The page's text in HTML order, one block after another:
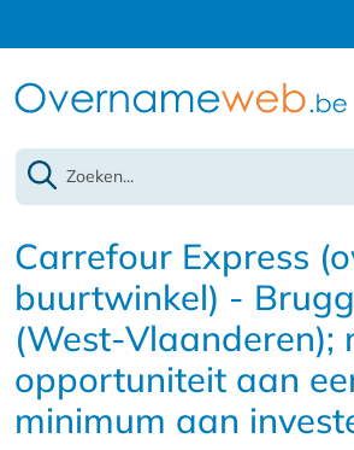
Carrefour Express
buurtwinkel) -
(West-Vlaanderen);
opportuniteit aan
minimum aan